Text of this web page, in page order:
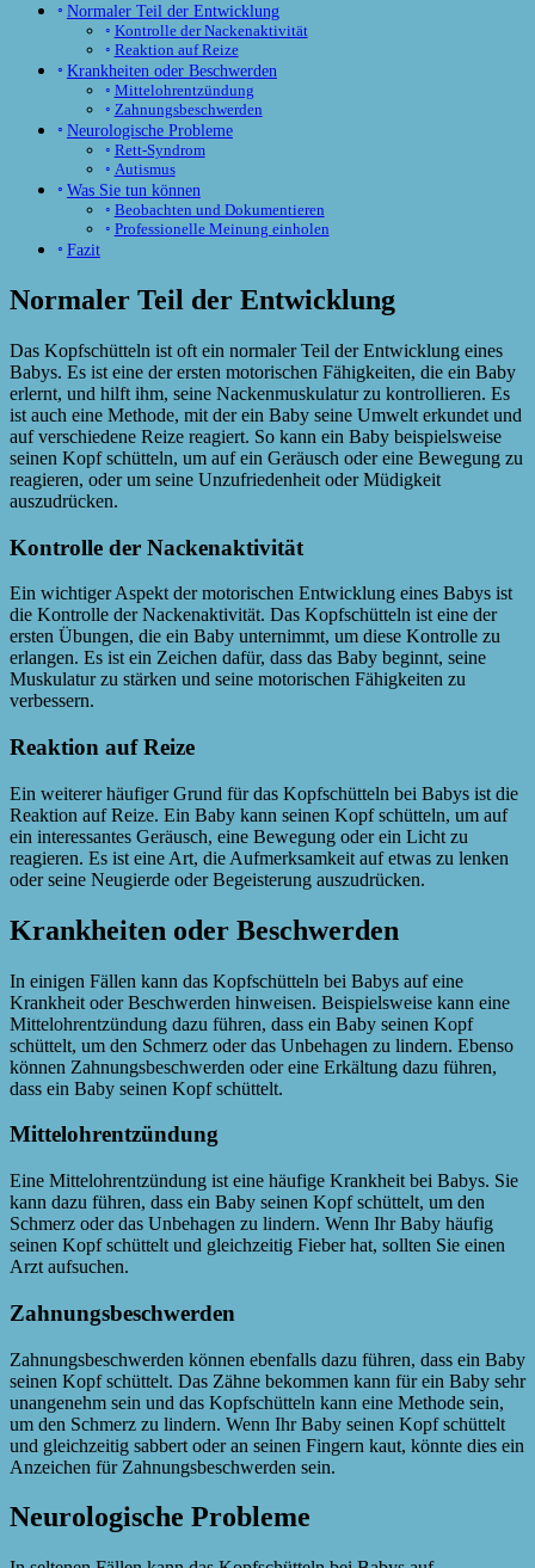
Normaler Teil der Entwicklung
Kontrolle der Nackenaktivität
Reaktion auf Reize
Krankheiten oder Beschwerden
Mittelohrentzündung
Zahnungsbeschwerden
Neurologische Probleme
Rett-Syndrom
Autismus
Was Sie tun können
Beobachten und Dokumentieren
Professionelle Meinung einholen
Fazit
Normaler Teil der Entwicklung
Das Kopfschütteln ist oft ein normaler Teil der Entwicklung eines
Babys. Es ist eine der ersten motorischen Fähigkeiten, die ein Baby
erlernt, und hilft ihm, seine Nackenmuskulatur zu kontrollieren. Es
ist auch eine Methode, mit der ein Baby seine Umwelt erkundet und
auf verschiedene Reize reagiert. So kann ein Baby beispielsweise
seinen Kopf schütteln, um auf ein Geräusch oder eine Bewegung zu
reagieren, oder um seine Unzufriedenheit oder Müdigkeit
auszudrücken.
Kontrolle der Nackenaktivität
Ein wichtiger Aspekt der motorischen Entwicklung eines Babys ist
die Kontrolle der Nackenaktivität. Das Kopfschütteln ist eine der
ersten Übungen, die ein Baby unternimmt, um diese Kontrolle zu
erlangen. Es ist ein Zeichen dafür, dass das Baby beginnt, seine
Muskulatur zu stärken und seine motorischen Fähigkeiten zu
verbessern.
Reaktion auf Reize
Ein weiterer häufiger Grund für das Kopfschütteln bei Babys ist die
Reaktion auf Reize. Ein Baby kann seinen Kopf schütteln, um auf
ein interessantes Geräusch, eine Bewegung oder ein Licht zu
reagieren. Es ist eine Art, die Aufmerksamkeit auf etwas zu lenken
oder seine Neugierde oder Begeisterung auszudrücken.
Krankheiten oder Beschwerden
In einigen Fällen kann das Kopfschütteln bei Babys auf eine
Krankheit oder Beschwerden hinweisen. Beispielsweise kann eine
Mittelohrentzündung dazu führen, dass ein Baby seinen Kopf
schüttelt, um den Schmerz oder das Unbehagen zu lindern. Ebenso
können Zahnungsbeschwerden oder eine Erkältung dazu führen,
dass ein Baby seinen Kopf schüttelt.
Mittelohrentzündung
Eine Mittelohrentzündung ist eine häufige Krankheit bei Babys. Sie
kann dazu führen, dass ein Baby seinen Kopf schüttelt, um den
Schmerz oder das Unbehagen zu lindern. Wenn Ihr Baby häufig
seinen Kopf schüttelt und gleichzeitig Fieber hat, sollten Sie einen
Arzt aufsuchen.
Zahnungsbeschwerden
Zahnungsbeschwerden können ebenfalls dazu führen, dass ein Baby
seinen Kopf schüttelt. Das Zähne bekommen kann für ein Baby sehr
unangenehm sein und das Kopfschütteln kann eine Methode sein,
um den Schmerz zu lindern. Wenn Ihr Baby seinen Kopf schüttelt
und gleichzeitig sabbert oder an seinen Fingern kaut, könnte dies ein
Anzeichen für Zahnungsbeschwerden sein.
Neurologische Probleme